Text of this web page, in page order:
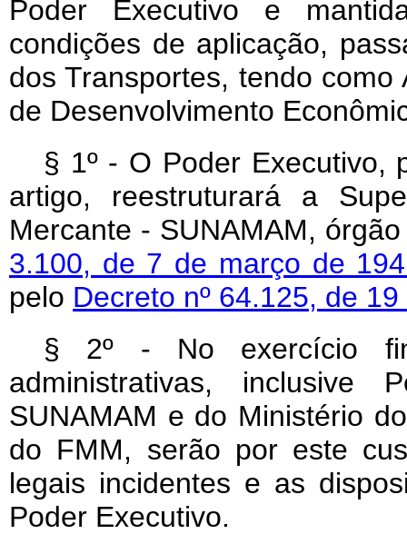
Poder Executivo e
condições de aplicação,
dos Transportes, tendo
de Desenvolvimento
§ 1º - O Poder Executivo,
artigo, reestruturará a
Mercante - SUNAMAM,
3.100, de 7 de março de
pelo Decreto nº 64.125, de
§ 2º - No exercício
administrativas, inclusive
SUNAMAM e do Ministério
do FMM, serão por este
legais incidentes e as
Poder Executivo.